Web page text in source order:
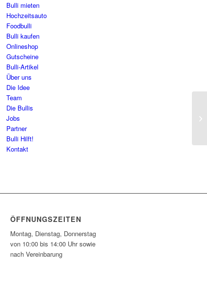
Bulli mieten
Hochzeitsauto
Foodbulli
Bulli kaufen
Onlineshop
Gutscheine
Bulli-Artikel
Über uns
Die Idee
Team
Die Bullis
Jobs
Partner
Bulli Hilft!
Kontakt
ÖFFNUNGSZEITEN
Montag, Dienstag, Donnerstag
von 10:00 bis 14:00 Uhr sowie
nach Vereinbarung